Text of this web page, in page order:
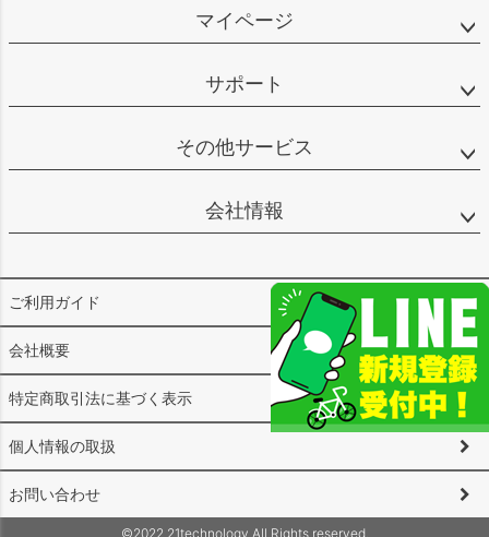
マイページ
サポート
その他サービス
会社情報
ご利用ガイド
会社概要
特定商取引法に基づく表示
個人情報の取扱
お問い合わせ
©2022 21technology All Rights reserved.